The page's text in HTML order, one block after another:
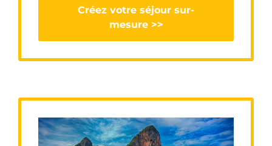
Créez votre séjour sur-
mesure >>